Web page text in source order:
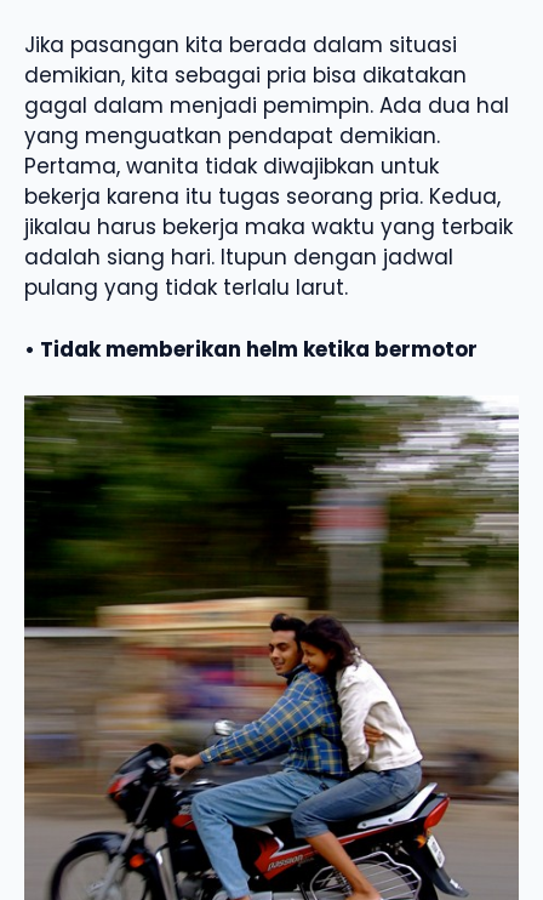
Jika pasangan kita berada dalam situasi
demikian, kita sebagai pria bisa dikatakan
gagal dalam menjadi pemimpin. Ada dua hal
yang menguatkan pendapat demikian.
Pertama, wanita tidak diwajibkan untuk
bekerja karena itu tugas seorang pria. Kedua,
jikalau harus bekerja maka waktu yang terbaik
adalah siang hari. Itupun dengan jadwal
pulang yang tidak terlalu larut.
• Tidak memberikan helm ketika bermotor